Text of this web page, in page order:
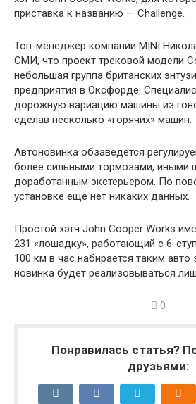
приставка к названию — Challenge.
Топ-менеджер компании MINI
СМИ, что проект трековой модели
небольшая группа британских
предприятия в Оксфорде.
дорожную вариацию машины из
сделав несколько «горячих» машин.
Автоновинка обзаведется
более сильными тормозами, иными
доработанным экстерьером. По
установке еще нет никаких данных.
Простой хэтч John Cooper Works
231 «лошадку», работающий с 6-
100 км в час набирается таким авто
новинка будет реализовываться
0
Понравилась статья?
друзьями: